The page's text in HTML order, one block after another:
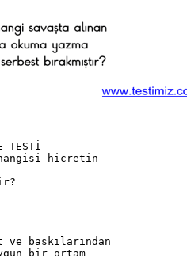
TESTİ
hicretin
baskılarından
bir ortam